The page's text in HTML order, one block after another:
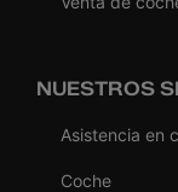
NUESTROS
Asistencia en
Coche